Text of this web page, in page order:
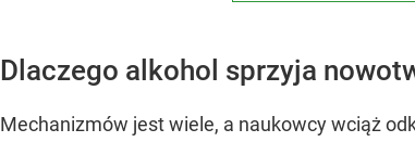
Dlaczego alkohol sprzyja
Mechanizmów jest wiele, a naukowcy wciąż